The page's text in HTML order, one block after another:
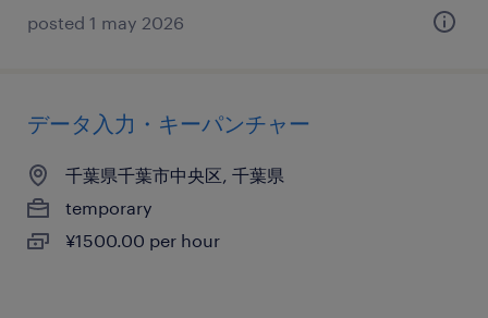
posted 1 may 2026
データ入力・キーパンチャー
千葉県千葉市中央区, 千葉県
temporary
¥1500.00 per hour